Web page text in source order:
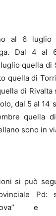
al 6
Dal 4 al
quella di
quella di
di
dal 5 al 14
quella
sono in
si può
Pd:
e